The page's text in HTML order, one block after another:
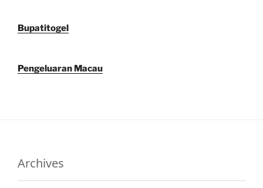
Bupatitogel
Pengeluaran Macau
Archives